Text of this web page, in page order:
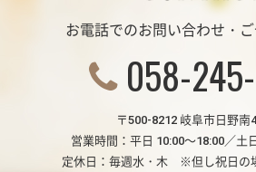
お電話でのお問い合わせ・
058-
〒500-8212 岐阜市日野南
営業時間：平日 10:00～18:00／土
定休日：毎週水・木 ※但し祝日の